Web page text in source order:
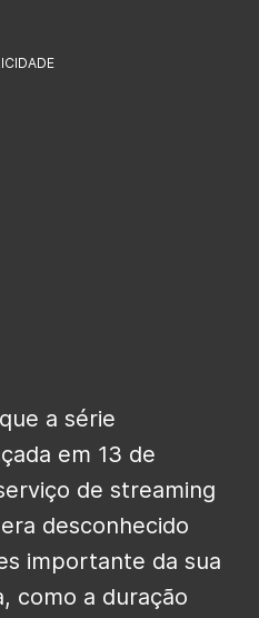
a série
em 13 de
de streaming
desconhecido
importante da sua
como a duração